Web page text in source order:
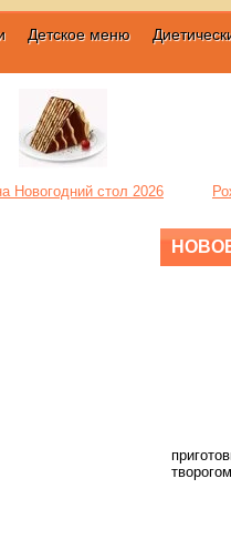
Детское меню
Новогодний стол 2026
творогом